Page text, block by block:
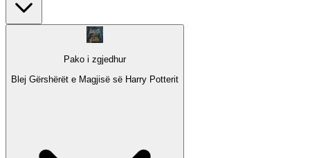
Pako i zgjedhur
Blej Gërshërët e Magjisë së Harry Potterit